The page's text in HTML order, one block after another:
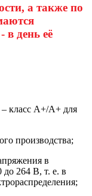
а также по
день её
– класс А+/А+ для
производства;
в
до 264 В, т. е. в